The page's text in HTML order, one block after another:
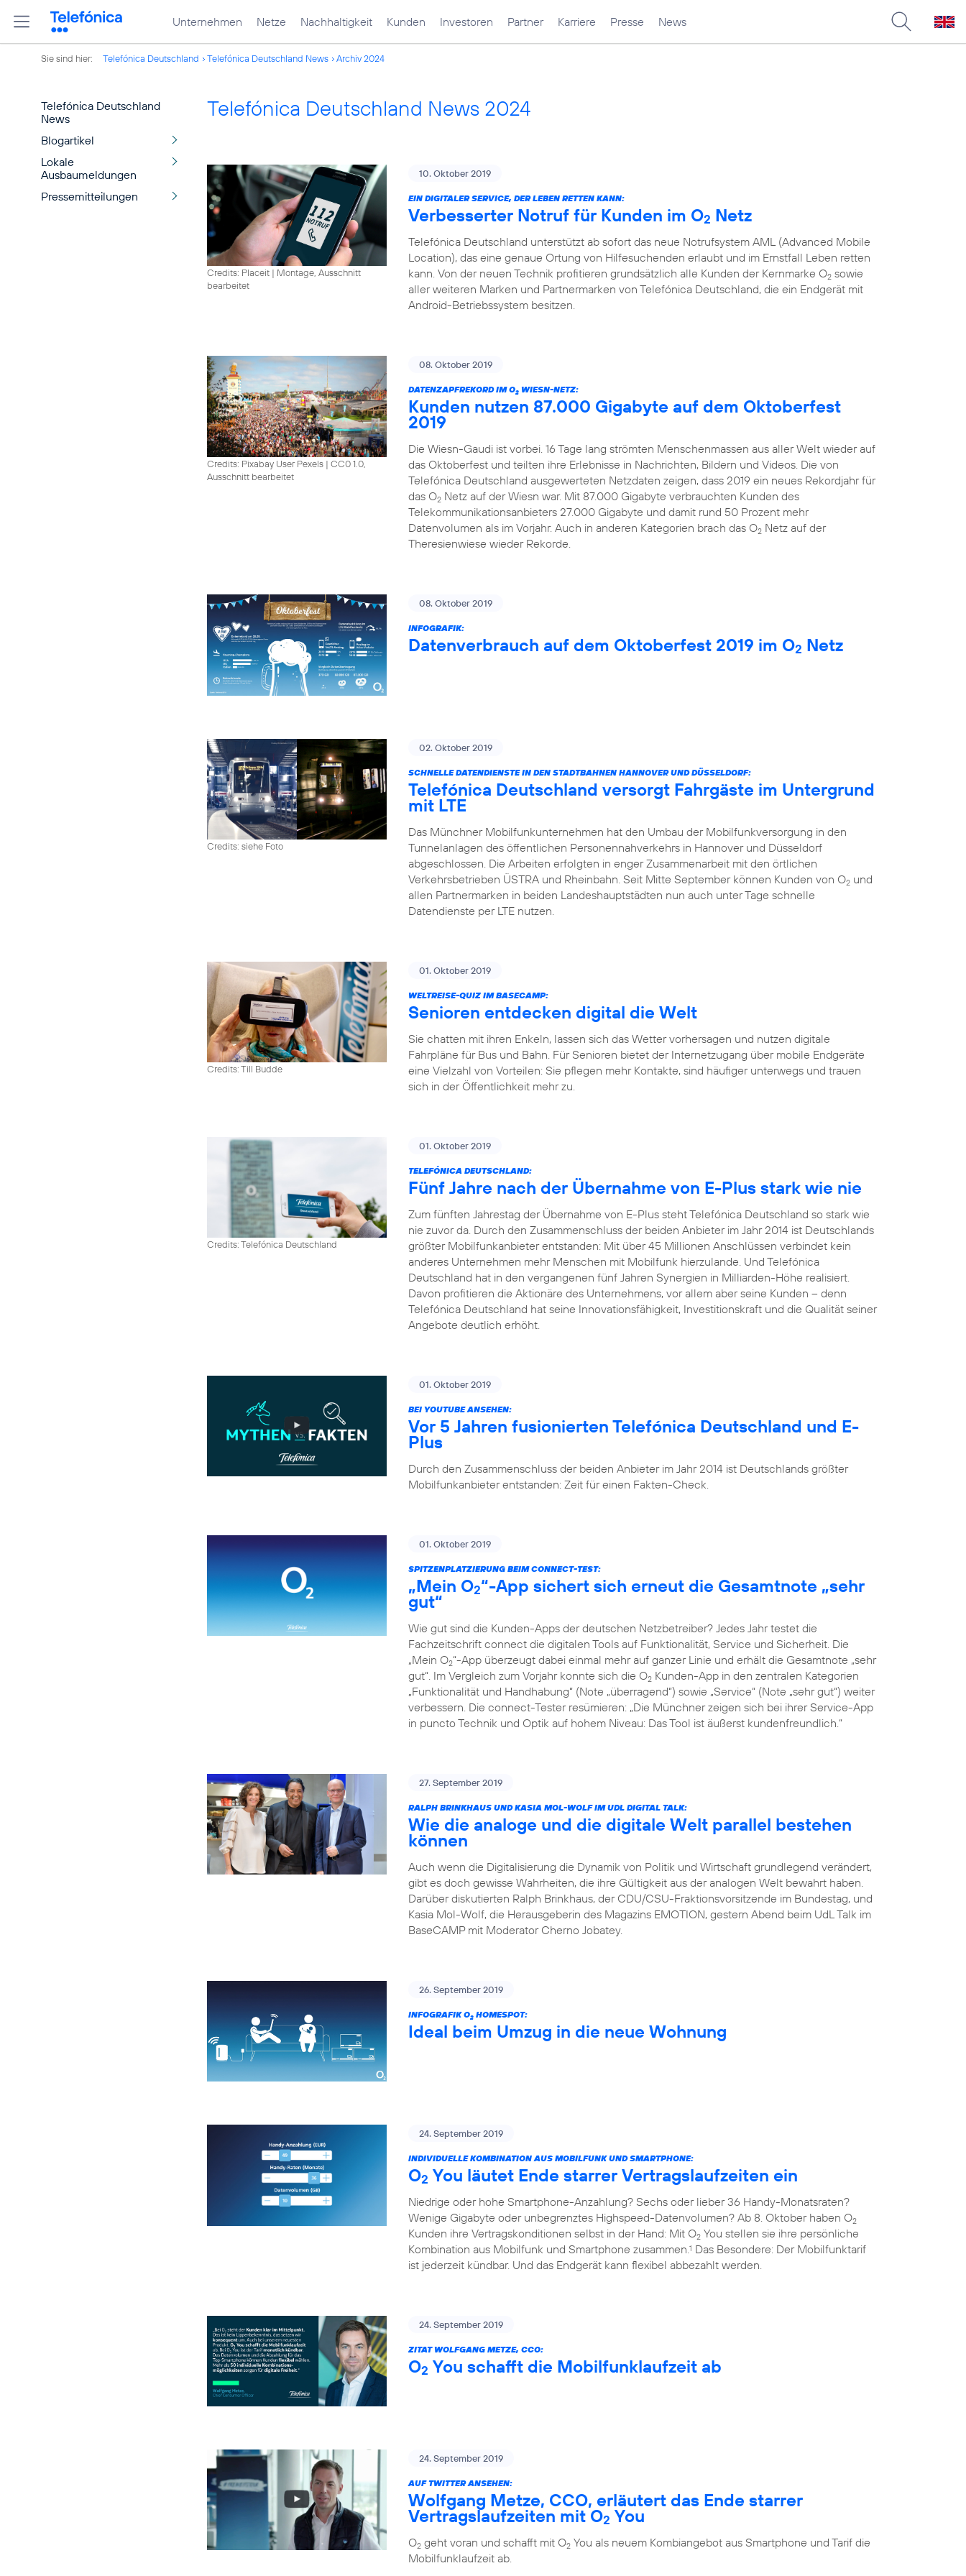
Unternehmen Netze Nachhaltigkeit Kunden Investoren Partner Karriere Presse News
Sie sind hier: Telefónica Deutschland Telefónica Deutschland News Archiv 2024
Telefónica Deutschland
News
Blogartikel
Lokale
Ausbaumeldungen
Pressemitteilungen
Telefónica Deutschland News 2024
Credits: Placeit | Montage, Ausschnitt
bearbeitet
10. Oktober 2019
EIN DIGITALER SERVICE, DER LEBEN RETTEN KANN:
Verbesserter Notruf für Kunden im O2 Netz
Telefónica Deutschland unterstützt ab sofort das neue Notrufsystem AML (Advanced Mobile
Location), das eine genaue Ortung von Hilfesuchenden erlaubt und im Ernstfall Leben retten
kann. Von der neuen Technik profitieren grundsätzlich alle Kunden der Kernmarke O2 sowie
aller weiteren Marken und Partnermarken von Telefónica Deutschland, die ein Endgerät mit
Android-Betriebssystem besitzen.
Credits: Pixabay User Pexels | CC0 1.0,
Ausschnitt bearbeitet
08. Oktober 2019
DATENZAPFREKORD IM O2 WIESN-NETZ:
Kunden nutzen 87.000 Gigabyte auf dem Oktoberfest
2019
Die Wiesn-Gaudi ist vorbei. 16 Tage lang strömten Menschenmassen aus aller Welt wieder auf
das Oktoberfest und teilten ihre Erlebnisse in Nachrichten, Bildern und Videos. Die von
Telefónica Deutschland ausgewerteten Netzdaten zeigen, dass 2019 ein neues Rekordjahr für
das O2 Netz auf der Wiesn war. Mit 87.000 Gigabyte verbrauchten Kunden des
Telekommunikationsanbieters 27.000 Gigabyte und damit rund 50 Prozent mehr
Datenvolumen als im Vorjahr. Auch in anderen Kategorien brach das O2 Netz auf der
Theresienwiese wieder Rekorde.
08. Oktober 2019
INFOGRAFIK:
Datenverbrauch auf dem Oktoberfest 2019 im O2 Netz
Credits: siehe Foto
02. Oktober 2019
SCHNELLE DATENDIENSTE IN DEN STADTBAHNEN HANNOVER UND DÜSSELDORF:
Telefónica Deutschland versorgt Fahrgäste im Untergrund
mit LTE
Das Münchner Mobilfunkunternehmen hat den Umbau der Mobilfunkversorgung in den
Tunnelanlagen des öffentlichen Personennahverkehrs in Hannover und Düsseldorf
abgeschlossen. Die Arbeiten erfolgten in enger Zusammenarbeit mit den örtlichen
Verkehrsbetrieben ÜSTRA und Rheinbahn. Seit Mitte September können Kunden von O2 und
allen Partnermarken in beiden Landeshauptstädten nun auch unter Tage schnelle
Datendienste per LTE nutzen.
Credits: Till Budde
01. Oktober 2019
WELTREISE-QUIZ IM BASECAMP:
Senioren entdecken digital die Welt
Sie chatten mit ihren Enkeln, lassen sich das Wetter vorhersagen und nutzen digitale
Fahrpläne für Bus und Bahn. Für Senioren bietet der Internetzugang über mobile Endgeräte
eine Vielzahl von Vorteilen: Sie pflegen mehr Kontakte, sind häufiger unterwegs und trauen
sich in der Öffentlichkeit mehr zu.
Credits: Telefónica Deutschland
01. Oktober 2019
TELEFÓNICA DEUTSCHLAND:
Fünf Jahre nach der Übernahme von E-Plus stark wie nie
Zum fünften Jahrestag der Übernahme von E-Plus steht Telefónica Deutschland so stark wie
nie zuvor da. Durch den Zusammenschluss der beiden Anbieter im Jahr 2014 ist Deutschlands
größter Mobilfunkanbieter entstanden: Mit über 45 Millionen Anschlüssen verbindet kein
anderes Unternehmen mehr Menschen mit Mobilfunk hierzulande. Und Telefónica
Deutschland hat in den vergangenen fünf Jahren Synergien in Milliarden-Höhe realisiert.
Davon profitieren die Aktionäre des Unternehmens, vor allem aber seine Kunden – denn
Telefónica Deutschland hat seine Innovationsfähigkeit, Investitionskraft und die Qualität seiner
Angebote deutlich erhöht.
01. Oktober 2019
BEI YOUTUBE ANSEHEN:
Vor 5 Jahren fusionierten Telefónica Deutschland und E-
Plus
Durch den Zusammenschluss der beiden Anbieter im Jahr 2014 ist Deutschlands größter
Mobilfunkanbieter entstanden: Zeit für einen Fakten-Check.
01. Oktober 2019
SPITZENPLATZIERUNG BEIM CONNECT-TEST:
„Mein O2“-App sichert sich erneut die Gesamtnote „sehr
gut“
Wie gut sind die Kunden-Apps der deutschen Netzbetreiber? Jedes Jahr testet die
Fachzeitschrift connect die digitalen Tools auf Funktionalität, Service und Sicherheit. Die
„Mein O2“-App überzeugt dabei einmal mehr auf ganzer Linie und erhält die Gesamtnote „sehr
gut“. Im Vergleich zum Vorjahr konnte sich die O2 Kunden-App in den zentralen Kategorien
„Funktionalität und Handhabung“ (Note „überragend“) sowie „Service“ (Note „sehr gut“) weiter
verbessern. Die connect-Tester resümieren: „Die Münchner zeigen sich bei ihrer Service-App
in puncto Technik und Optik auf hohem Niveau: Das Tool ist äußerst kundenfreundlich.“
27. September 2019
RALPH BRINKHAUS UND KASIA MOL-WOLF IM UDL DIGITAL TALK:
Wie die analoge und die digitale Welt parallel bestehen
können
Auch wenn die Digitalisierung die Dynamik von Politik und Wirtschaft grundlegend verändert,
gibt es doch gewisse Wahrheiten, die ihre Gültigkeit aus der analogen Welt bewahrt haben.
Darüber diskutierten Ralph Brinkhaus, der CDU/CSU-Fraktionsvorsitzende im Bundestag, und
Kasia Mol-Wolf, die Herausgeberin des Magazins EMOTION, gestern Abend beim UdL Talk im
BaseCAMP mit Moderator Cherno Jobatey.
26. September 2019
INFOGRAFIK O2 HOMESPOT:
Ideal beim Umzug in die neue Wohnung
24. September 2019
INDIVIDUELLE KOMBINATION AUS MOBILFUNK UND SMARTPHONE:
O2 You läutet Ende starrer Vertragslaufzeiten ein
Niedrige oder hohe Smartphone-Anzahlung? Sechs oder lieber 36 Handy-Monatsraten?
Wenige Gigabyte oder unbegrenztes Highspeed-Datenvolumen? Ab 8. Oktober haben O2
Kunden ihre Vertragskonditionen selbst in der Hand: Mit O2 You stellen sie ihre persönliche
Kombination aus Mobilfunk und Smartphone zusammen.1 Das Besondere: Der Mobilfunktarif
ist jederzeit kündbar. Und das Endgerät kann flexibel abbezahlt werden.
24. September 2019
ZITAT WOLFGANG METZE, CCO:
O2 You schafft die Mobilfunklaufzeit ab
24. September 2019
AUF TWITTER ANSEHEN:
Wolfgang Metze, CCO, erläutert das Ende starrer
Vertragslaufzeiten mit O2 You
O2 geht voran und schafft mit O2 You als neuem Kombiangebot aus Smartphone und Tarif die
Mobilfunklaufzeit ab.